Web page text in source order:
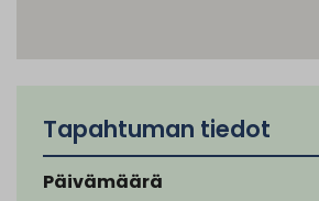
Tapahtuman tiedot
Päivämäärä